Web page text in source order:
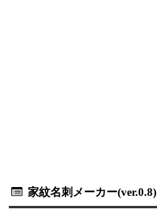
家紋名刺メーカー(ver.0.8)